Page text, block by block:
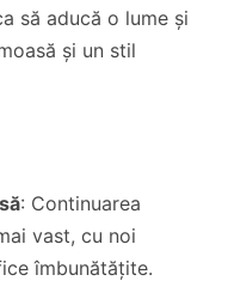
să aducă o lume și
și un stil
: Continuarea
vast, cu noi
îmbunătățite.